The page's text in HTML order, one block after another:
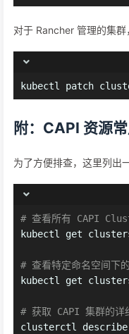
对于 Rancher 管理的集群
kubectl patch
附：CAPI 资源
为了方便排查，这里列出
# 查看所有 CAPI
kubectl get
# 查看特定命名空间下
kubectl get
# 获取 CAPI 集群的详
clusterctl describe